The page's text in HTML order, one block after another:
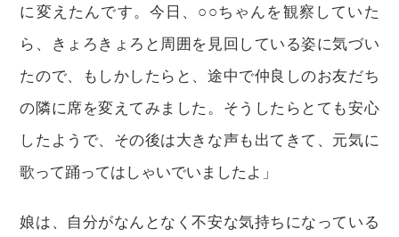
に変えたんです。今日、○○ちゃんを観察していた
ら、きょろきょろと周囲を見回している姿に気づい
たので、もしかしたらと、途中で仲良しのお友だち
の隣に席を変えてみました。そうしたらとても安心
したようで、その後は大きな声も出てきて、元気に
歌って踊ってはしゃいでいましたよ」
娘は、自分がなんとなく不安な気持ちになっている